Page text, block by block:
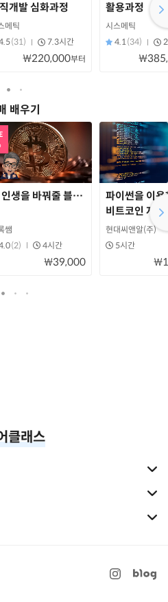
개발 심화과정
메틱
(31) 7.3시간
₩220,000부터
활용과정
시스메틱
4.1(34)
배우기
블록체인 특강"
인생을 바꿔줄 블록체인.메타버스, 기
쌤
(2) 4시간
₩39,000
파이썬을 이용
비트코인 자동
현대씨앤알(주)
5시간
클래스